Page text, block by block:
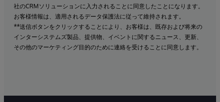
社のCRMソリューションに入力されることに同意したことになります。
お客様情報は、適用されるデータ保護法に従って維持されます。
**送信ボタンをクリックすることにより、お客様は、既存および将来の
インターシステムズ製品、提供物、イベントに関するニュース、更新、
その他のマーケティング目的のために連絡を受けることに同意します。